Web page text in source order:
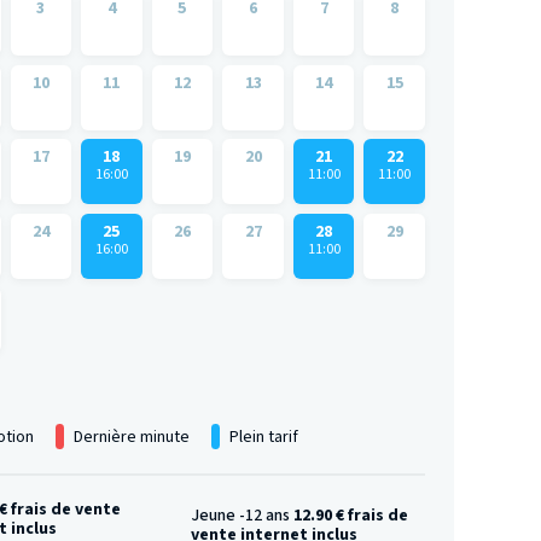
3 4 5 6 7 8
10 11 12 13 14 15
17 18
16:00
19 20 21
11:00
22
11:00
24 25
16:00
26 27 28
11:00
29
Dernière minute Plein tarif
frais de vente
inclus
Jeune -12 ans 12.90 € frais de
vente internet inclus